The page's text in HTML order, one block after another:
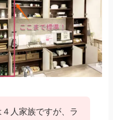
人家族ですが、ラ